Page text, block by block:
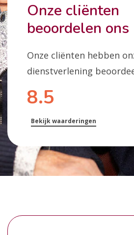
Onze cliënten
beoordelen ons
Onze cliënten hebben
dienstverlening
8.5
Bekijk waarderingen